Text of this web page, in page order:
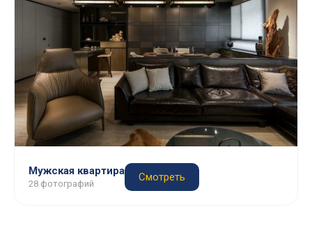
Мужская квартира
28 фотографий
Смотреть